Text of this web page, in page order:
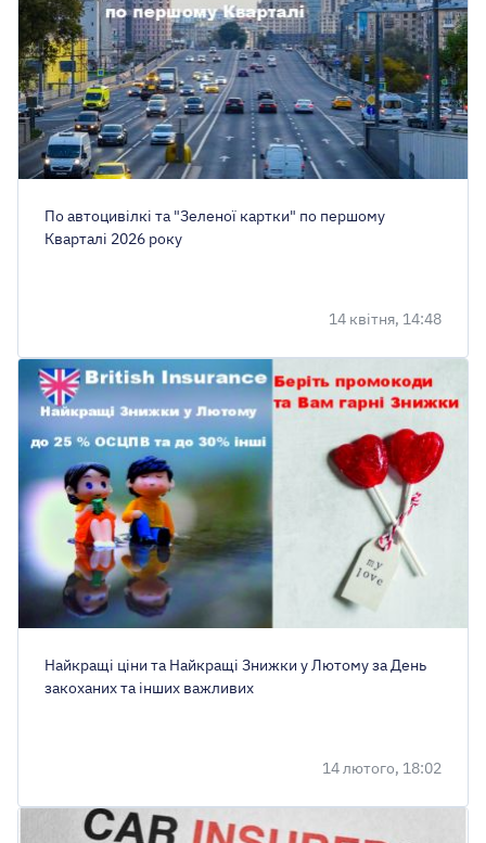
По автоцивілкі та "Зеленої картки" по першому
Кварталі 2026 року
14 квітня, 14:48
Найкращі ціни та Найкращі Знижки у Лютому за День
закоханих та інших важливих
14 лютого, 18:02